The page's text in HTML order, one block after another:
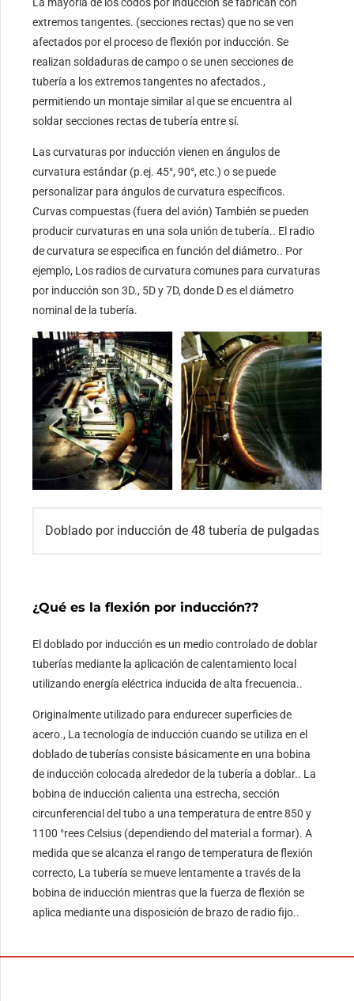
La mayoría de los codos por inducción se fabrican con
extremos tangentes. (secciones rectas) que no se ven
afectados por el proceso de flexión por inducción. Se
realizan soldaduras de campo o se unen secciones de
tubería a los extremos tangentes no afectados.,
permitiendo un montaje similar al que se encuentra al
soldar secciones rectas de tubería entre sí.
Las curvaturas por inducción vienen en ángulos de
curvatura estándar (p.ej. 45°, 90°, etc.) o se puede
personalizar para ángulos de curvatura específicos.
Curvas compuestas (fuera del avión) También se pueden
producir curvaturas en una sola unión de tubería.. El radio
de curvatura se especifica en función del diámetro.. Por
ejemplo, Los radios de curvatura comunes para curvaturas
por inducción son 3D., 5D y 7D, donde D es el diámetro
nominal de la tubería.
Doblado por inducción de 48 tubería de pulgadas
¿Qué es la flexión por inducción??
El doblado por inducción es un medio controlado de doblar
tuberías mediante la aplicación de calentamiento local
utilizando energía eléctrica inducida de alta frecuencia..
Originalmente utilizado para endurecer superficies de
acero., La tecnología de inducción cuando se utiliza en el
doblado de tuberías consiste básicamente en una bobina
de inducción colocada alrededor de la tubería a doblar.. La
bobina de inducción calienta una estrecha, sección
circunferencial del tubo a una temperatura de entre 850 y
1100 °rees Celsius (dependiendo del material a formar). A
medida que se alcanza el rango de temperatura de flexión
correcto, La tubería se mueve lentamente a través de la
bobina de inducción mientras que la fuerza de flexión se
aplica mediante una disposición de brazo de radio fijo..